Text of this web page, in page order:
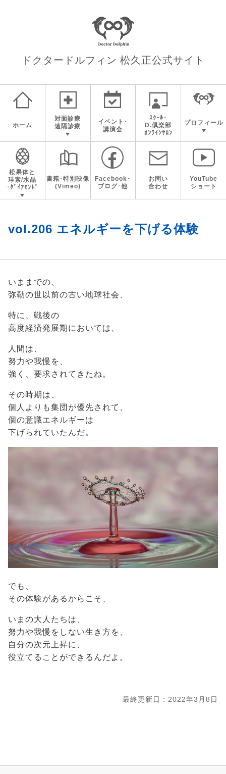
ドクタードルフィン 松久正公式サイト
ホーム
対面診療
遠隔診療
イベント･
講演会
ｽｸｰﾙ･
D.倶楽部
ｵﾝﾗｲﾝｻﾛﾝ
プロフィール
松果体と
珪素/水晶
･ﾀﾞｲｱﾓﾝﾄﾞ
書籍･特別映像
(Vimeo)
Facebook･
ブログ･他
お問い
合わせ
YouTube
ショート
vol.206 エネルギーを下げる体験
いままでの、
弥勒の世以前の古い地球社会、
特に、戦後の
高度経済発展期においては、
人間は、
努力や我慢を、
強く、要求されてきたね。
その時期は、
個人よりも集団が優先されて、
個の意識エネルギーは
下げられていたんだ。
でも、
その体験があるからこそ、
いまの大人たちは、
努力や我慢をしない生き方を、
自分の次元上昇に、
役立てることができるんだよ。
最終更新日：2022年3月8日